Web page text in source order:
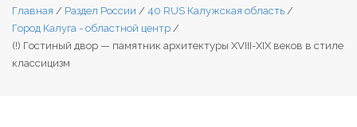
Главная / Раздел России / 40 RUS Калужская область /
Город Калуга - областной центр /
(!) Гостиный двор — памятник архитектуры XVIII-XIX веков в стиле
классицизм